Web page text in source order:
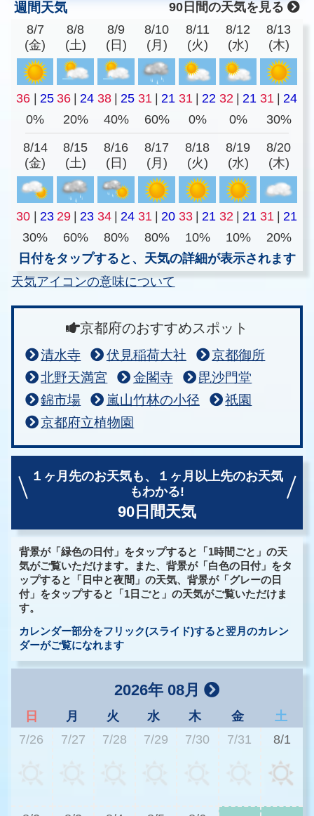
週間天気
90日間の天気を見る
8/7
(金)
8/8
(土)
8/9
(日)
8/10
(月)
8/11
(火)
8/12
(水)
8/13
(木)
36 | 25 36 | 24 38 | 25 31 | 21 31 | 22 32 | 21 31 | 24
0%
20% 40% 60% 0% 0% 30%
8/14
(金)
8/15
(土)
8/16
(日)
8/17
(月)
8/18
(火)
8/19
(水)
8/20
(木)
30 | 23 29 | 23 34 | 24 31 | 20 33 | 21 32 | 21 31 | 21
30%
60% 80% 80% 10% 10%
20%
日付をタップすると、天気の詳細が表示されます
天気アイコンの意味について
京都府のおすすめスポット
清水寺 伏見稲荷大社
京都御所
北野天満宮
金閣寺
毘沙門堂
錦市場
嵐山竹林の小径
祇園
京都府立植物園
１ヶ月先のお天気も、
１ヶ月以上先のお天気
もわかる!
90日間天気
背景が「緑色の日付」をタップすると「1時間ごと」の天
気がご覧いただけます。また、背景が「白色の日付」をタ
ップすると「日中と夜間」の天気、背景が「グレーの日
付」をタップすると「1日ごと」の天気がご覧いただけま
す。
カレンダー部分をフリック(スライド)すると翌月のカレン
ダーがご覧になれます
2026年 08月
日 月 火 水 木 金
土
7/26
7/27 7/28 7/29 7/30 7/31 8/1